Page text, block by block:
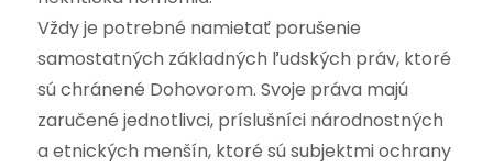
Vždy je potrebné namietať porušenie
samostatných základných ľudských práv, ktoré
sú chránené Dohovorom. Svoje práva majú
zaručené jednotlivci, príslušníci národnostných
a etnických menšín, ktoré sú subjektmi ochrany